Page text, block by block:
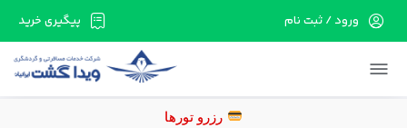
در حال حاضر ارتباط با سرور قطع می باشد لطفا
پیگیری خرید ورود / ثبت نام